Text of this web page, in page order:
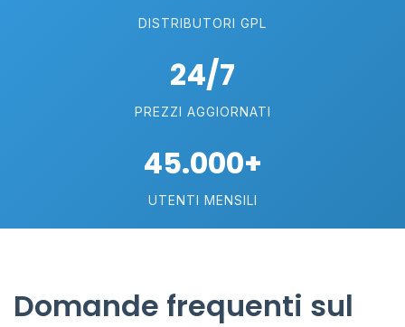
DISTRIBUTORI GPL
24/7
PREZZI AGGIORNATI
45.000+
UTENTI MENSILI
Domande frequenti sul